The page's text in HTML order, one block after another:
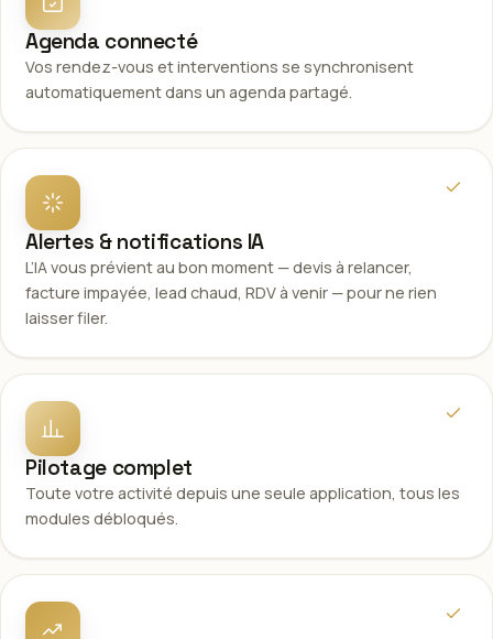
Agenda connecté
Vos rendez-vous et interventions se synchronisent
automatiquement dans un agenda partagé.
Alertes & notifications IA
L’IA vous prévient au bon moment — devis à relancer,
facture impayée, lead chaud, RDV à venir — pour ne rien
laisser filer.
Pilotage complet
Toute votre activité depuis une seule application, tous les
modules débloqués.